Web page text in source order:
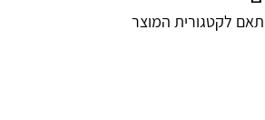
לקטגורית המוצר